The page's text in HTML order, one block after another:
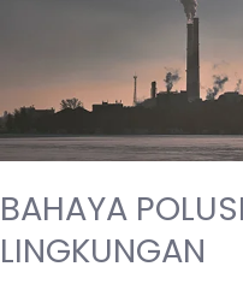
BAHAYA
LINGKUNGAN